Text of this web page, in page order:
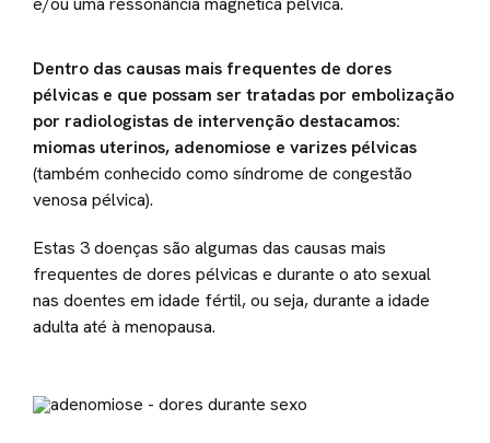
Dentro das causas mais frequentes de dores
pélvicas e que possam ser tratadas por embolização
por radiologistas de intervenção destacamos:
miomas uterinos, adenomiose e varizes pélvicas
(também conhecido como síndrome de congestão
venosa pélvica).
Estas 3 doenças são algumas das causas mais
frequentes de dores pélvicas e durante o ato sexual
nas doentes em idade fértil, ou seja, durante a idade
adulta até à menopausa.